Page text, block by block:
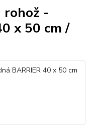
rohož -
x 50 cm /